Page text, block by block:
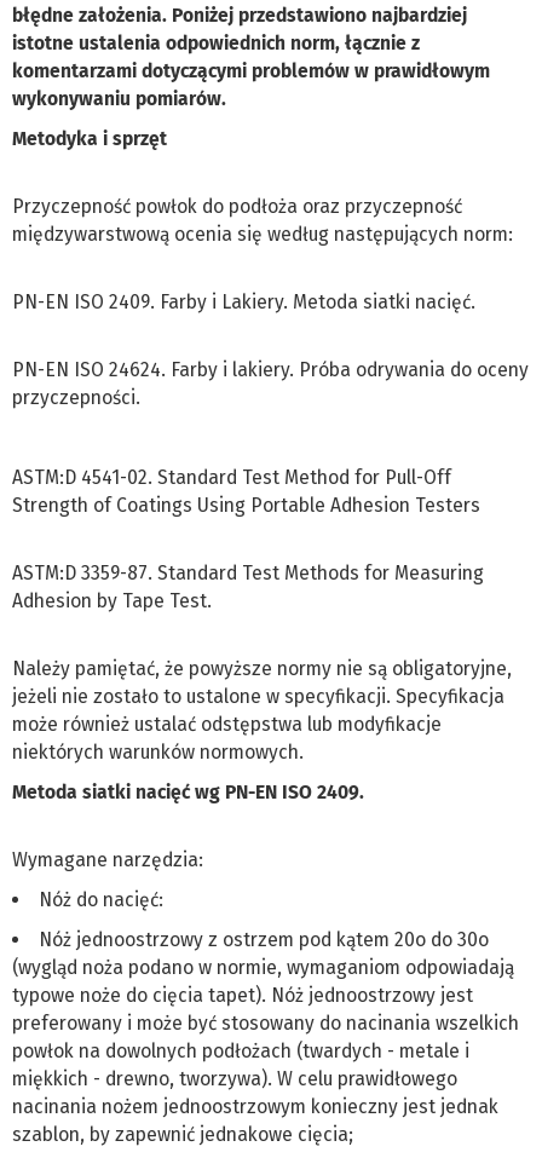
błędne założenia. Poniżej przedstawiono najbardziej
istotne ustalenia odpowiednich norm, łącznie z
komentarzami dotyczącymi problemów w prawidłowym
wykonywaniu pomiarów.
Metodyka i sprzęt
Przyczepność powłok do podłoża oraz przyczepność
międzywarstwową ocenia się według następujących norm:
PN-EN ISO 2409. Farby i Lakiery. Metoda siatki nacięć.
PN-EN ISO 24624. Farby i lakiery. Próba odrywania do oceny
przyczepności.
ASTM:D 4541-02. Standard Test Method for Pull-Off
Strength of Coatings Using Portable Adhesion Testers
ASTM:D 3359-87. Standard Test Methods for Measuring
Adhesion by Tape Test.
Należy pamiętać, że powyższe normy nie są obligatoryjne,
jeżeli nie zostało to ustalone w specyfikacji. Specyfikacja
może również ustalać odstępstwa lub modyfikacje
niektórych warunków normowych.
Metoda siatki nacięć wg PN-EN ISO 2409.
Wymagane narzędzia:
Nóż do nacięć:
Nóż jednoostrzowy z ostrzem pod kątem 20o do 30o
(wygląd noża podano w normie, wymaganiom odpowiadają
typowe noże do cięcia tapet). Nóż jednoostrzowy jest
preferowany i może być stosowany do nacinania wszelkich
powłok na dowolnych podłożach (twardych - metale i
miękkich - drewno, tworzywa). W celu prawidłowego
nacinania nożem jednoostrzowym konieczny jest jednak
szablon, by zapewnić jednakowe cięcia;